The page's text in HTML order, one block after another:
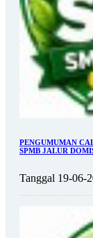
PENGUMUMAN
SPMB JALUR
Tanggal 19-06-